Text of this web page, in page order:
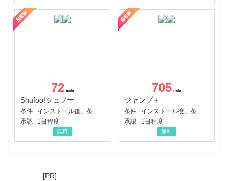
72
Shufoo!シュフー
承認 : 1日程度
無料
705
ジャンプ＋
承認 : 1日程度
無料
[PR]